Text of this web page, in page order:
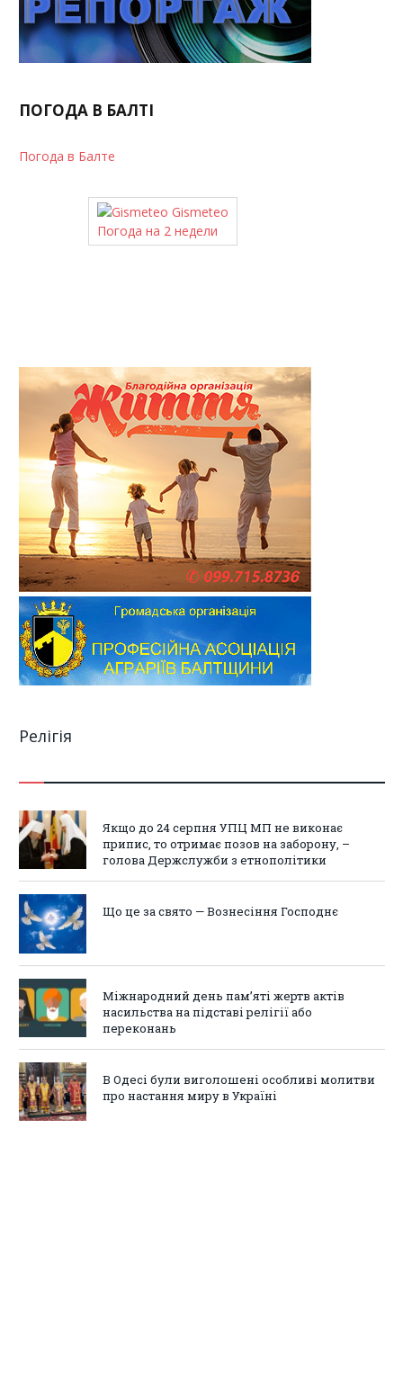
ПОГОДА В БАЛТІ
Погода в Балте
Gismeteo
Погода на 2 недели
Релігія
Якщо до 24 серпня УПЦ МП не виконає
припис, то отримає позов на заборону, –
голова Держслужби з етнополітики
Що це за свято — Вознесіння Господнє
Міжнародний день пам’яті жертв актів
насильства на підставі релігії або
переконань
В Одесі були виголошені особливі молитви
про настання миру в Україні